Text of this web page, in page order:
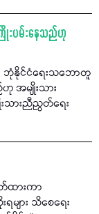
းပမ်းနေသည်ဟု
ဘုံနိုင်ငံရေးသဘောတူ
အမျိုးသား
သားညီညွတ်ရေး
ထားကာ
ျား သိစေရေး